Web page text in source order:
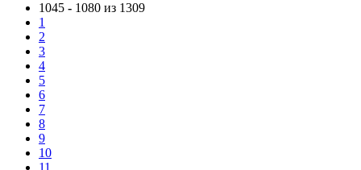
1045 - 1080 из 1309
1
2
3
4
5
6
7
8
9
10